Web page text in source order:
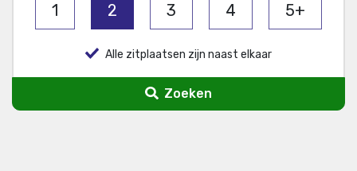
1 2 3 4 5+
Alle zitplaatsen zijn naast elkaar
Zoeken